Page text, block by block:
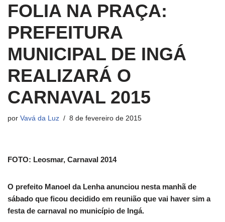
FOLIA NA PRAÇA:
PREFEITURA
MUNICIPAL DE INGÁ
REALIZARÁ O
CARNAVAL 2015
por Vavá da Luz 8 de fevereiro de 2015
FOTO: Leosmar, Carnaval 2014
O prefeito Manoel da Lenha anunciou nesta manhã de
sábado que ficou decidido em reunião que vai haver sim a
festa de carnaval no município de Ingá.